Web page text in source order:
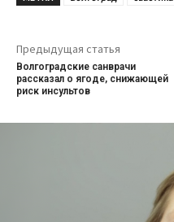
Предыдущая статья
Волгоградские санврачи
рассказал о ягоде, снижающей
риск инсультов